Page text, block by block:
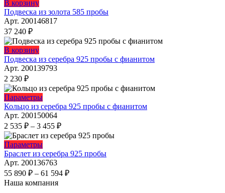
странице
товара.
В корзину
Подвеска из золота 585 пробы
Арт. 200146817
37 240 ₽
В корзинуЭтот
товар
имеет
вариаций.
Опции
можно
выбрать
на
странице
товара.
Подвеска из серебра 925 пробы с фианитом
Арт. 200139793
2 230 ₽
ПараметрыЭтот
товар
имеет
несколько
вариаций.
Опции
можно
выбрать
на
странице
товара.
Кольцо из серебра 925 пробы с фианитом
Арт. 200150064
2 535 ₽ – 3 455 ₽Диапазон
цен:
535 ₽
3
ПараметрыЭтот
товар
имеет
несколько
вариаций.
Браслет из серебра 925 пробы
Арт. 200136763
55 890 ₽ – 61 594 ₽Диапазон
Наша компания